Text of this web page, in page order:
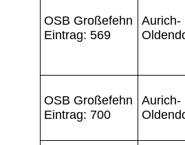
OSB Großefehn
Eintrag: 569
Aurich-
OSB Großefehn
Eintrag: 700
Aurich-